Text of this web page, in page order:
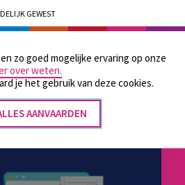
zo goed mogelijke ervaring op onze
over weten.
je het gebruik van deze cookies.
AANVAARDEN
GEWEST
- Aller à la page d'accueil
Menu